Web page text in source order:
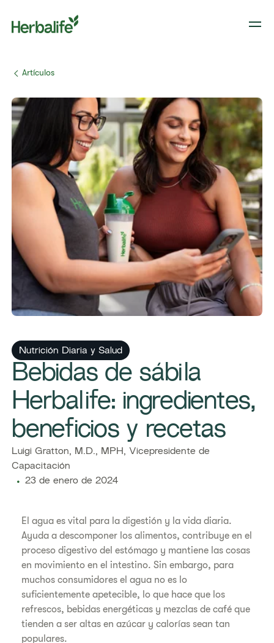
​​Artículos​
Nutrición Diaria y Salud
Bebidas de sábila
Herbalife: ingredientes,
beneficios y recetas
Luigi Gratton, M.D., MPH, Vicepresidente de
Capacitación
23 de enero de 2024
El agua es vital para la digestión y la vida diaria.
Ayuda a descomponer los alimentos, contribuye en el
proceso digestivo del estómago y mantiene las cosas
en movimiento en el intestino. Sin embargo, para
muchos consumidores el agua no es lo
suficientemente apetecible, lo que hace que los
refrescos, bebidas energéticas y mezclas de café que
tienden a ser altas en azúcar y calorías sean tan
populares.